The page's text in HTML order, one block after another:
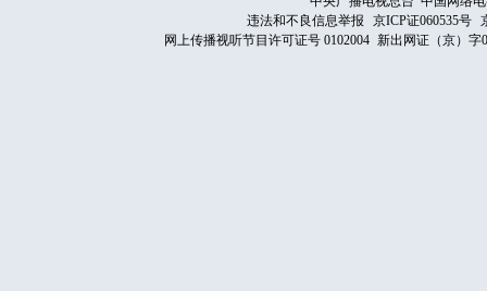
违法和不良信息举报
京ICP证060535号
网上传播视听节目许可证号 0102004 新出网证（京）